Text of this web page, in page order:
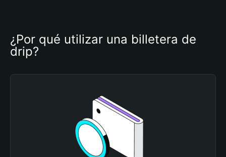
¿Por qué utilizar una billetera de
drip?